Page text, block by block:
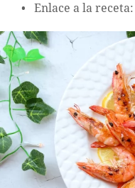
Enlace a la receta: